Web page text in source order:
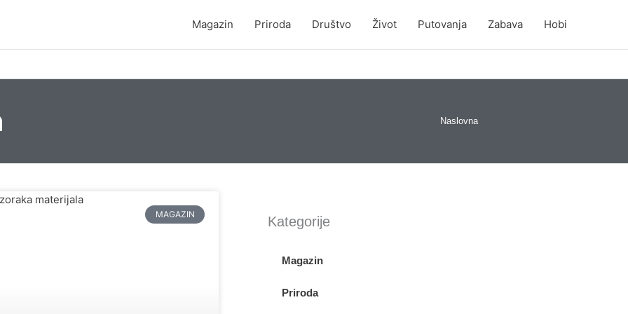
Magazin Priroda Društvo Život Putovanja Zabava Hobi
Naslovna
MAGAZIN Kategorije
Magazin
Priroda